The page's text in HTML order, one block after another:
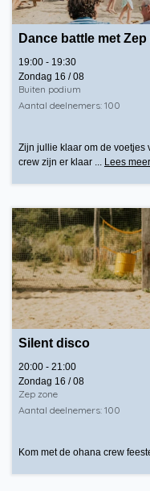
Dance battle met
19:00 - 19:30
Zondag 16 / 08
Buiten podium
Aantal deelnemers: 100
Zijn jullie klaar om de voetjes
crew zijn er klaar ... Lees meer
Silent disco
20:00 - 21:00
Zondag 16 / 08
Zep zone
Aantal deelnemers: 100
Kom met de ohana crew